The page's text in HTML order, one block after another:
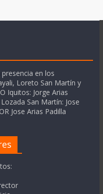
en los
Loreto San Martín y
Iquitos: Jorge Arias
San Martín: Jose
Jose Arias Padilla